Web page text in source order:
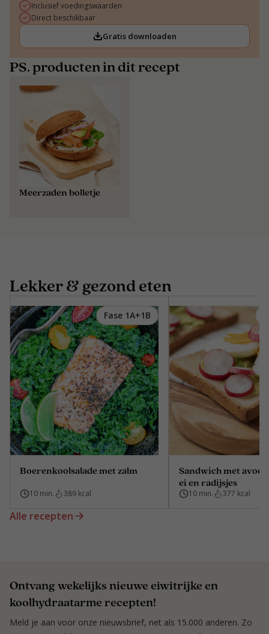
PS. producten in dit recept
Meerzaden bolletje
Inclusief voedingswaarden
Direct beschikbaar
Gratis downloaden
Lekker & gezond eten
Fase 1A+1B
Boerenkoolsalade met zalm
10 min. 389 kcal
Sandwich met
ei en radijsjes
10 min. 377 kcal
Alle recepten
Ontvang wekelijks nieuwe eiwitrijke en
koolhydraatarme recepten!
Meld je aan voor onze nieuwsbrief, net als 15.000 anderen. Zo